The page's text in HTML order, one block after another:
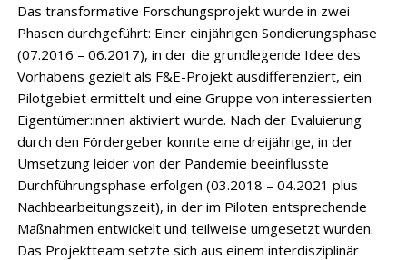
Das transformative Forschungsprojekt wurde in zwei
Phasen durchgeführt: Einer einjährigen Sondierungsphase
(07.2016 – 06.2017), in der die grundlegende Idee des
Vorhabens gezielt als F&E-Projekt ausdifferenziert, ein
Pilotgebiet ermittelt und eine Gruppe von interessierten
Eigentümer:innen aktiviert wurde. Nach der Evaluierung
durch den Fördergeber konnte eine dreijährige, in der
Umsetzung leider von der Pandemie beeinflusste
Durchführungsphase erfolgen (03.2018 – 04.2021 plus
Nachbearbeitungszeit), in der im Piloten entsprechende
Maßnahmen entwickelt und teilweise umgesetzt wurden.
Das Projektteam setzte sich aus einem interdisziplinär